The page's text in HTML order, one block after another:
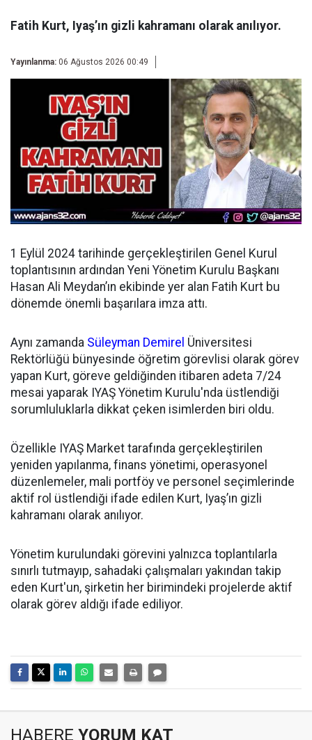
Fatih Kurt, Iyaş’ın gizli kahramanı olarak anılıyor.
Yayınlanma: 06 Ağustos 2026 00:49
1 Eylül 2024 tarihinde gerçekleştirilen Genel Kurul
toplantısının ardından Yeni Yönetim Kurulu Başkanı
Hasan Ali Meydan’ın ekibinde yer alan Fatih Kurt bu
dönemde önemli başarılara imza attı.
Aynı zamanda Süleyman Demirel Üniversitesi
Rektörlüğü bünyesinde öğretim görevlisi olarak görev
yapan Kurt, göreve geldiğinden itibaren adeta 7/24
mesai yaparak IYAŞ Yönetim Kurulu'nda üstlendiği
sorumluluklarla dikkat çeken isimlerden biri oldu.
Özellikle IYAŞ Market tarafında gerçekleştirilen
yeniden yapılanma, finans yönetimi, operasyonel
düzenlemeler, mali portföy ve personel seçimlerinde
aktif rol üstlendiği ifade edilen Kurt, Iyaş’ın gizli
kahramanı olarak anılıyor.
Yönetim kurulundaki görevini yalnızca toplantılarla
sınırlı tutmayıp, sahadaki çalışmaları yakından takip
eden Kurt'un, şirketin her birimindeki projelerde aktif
olarak görev aldığı ifade ediliyor.
HABERE YORUM KAT